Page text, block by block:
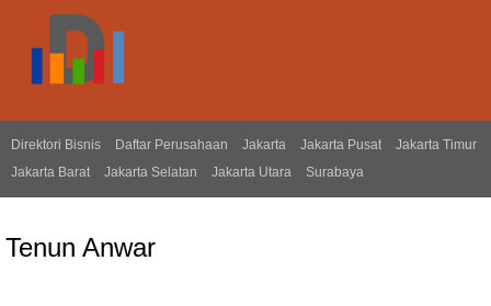
Direktori Bisnis Daftar Perusahaan Jakarta Jakarta Pusat
Jakarta Timur
Jakarta Barat
Jakarta Selatan Jakarta Utara Surabaya
Tenun Anwar